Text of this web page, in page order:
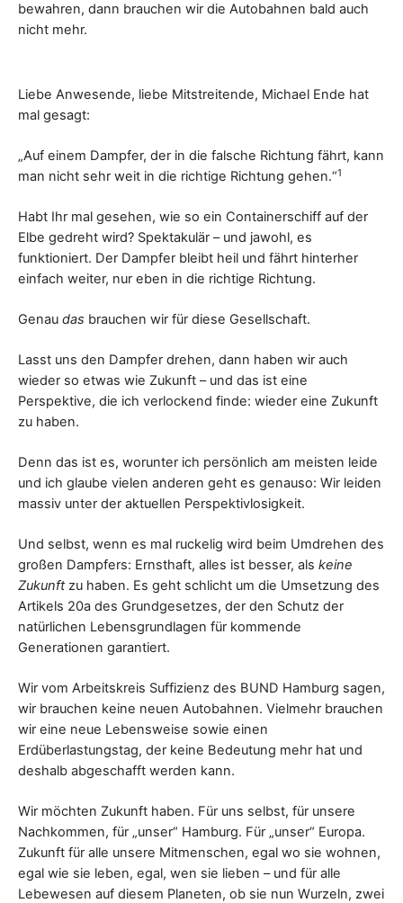
bewahren, dann brauchen wir die Autobahnen bald auch
nicht mehr.
Liebe Anwesende, liebe Mitstreitende, Michael Ende hat
mal gesagt:
„Auf einem Dampfer, der in die falsche Richtung fährt, kann
man nicht sehr weit in die richtige Richtung gehen.“1
Habt Ihr mal gesehen, wie so ein Containerschiff auf der
Elbe gedreht wird? Spektakulär – und jawohl, es
funktioniert. Der Dampfer bleibt heil und fährt hinterher
einfach weiter, nur eben in die richtige Richtung.
Genau das brauchen wir für diese Gesellschaft.
Lasst uns den Dampfer drehen, dann haben wir auch
wieder so etwas wie Zukunft – und das ist eine
Perspektive, die ich verlockend finde: wieder eine Zukunft
zu haben.
Denn das ist es, worunter ich persönlich am meisten leide
und ich glaube vielen anderen geht es genauso: Wir leiden
massiv unter der aktuellen Perspektivlosigkeit.
Und selbst, wenn es mal ruckelig wird beim Umdrehen des
großen Dampfers: Ernsthaft, alles ist besser, als keine
Zukunftzu haben. Es geht schlicht um die Umsetzung des
Artikels 20a des Grundgesetzes, der den Schutz der
natürlichen Lebensgrundlagen für kommende
Generationen garantiert.
Wir vom Arbeitskreis Suffizienz des BUND Hamburg sagen,
wir brauchen keine neuen Autobahnen. Vielmehr brauchen
wir eine neue Lebensweise sowie einen
Erdüberlastungstag, der keine Bedeutung mehr hat und
deshalb abgeschafft werden kann.
Wir möchten Zukunft haben. Für uns selbst, für unsere
Nachkommen, für „unser“ Hamburg. Für „unser“ Europa.
Zukunft für alle unsere Mitmenschen, egal wo sie wohnen,
egal wie sie leben, egal, wen sie lieben – und für alle
Lebewesen auf diesem Planeten, ob sie nun Wurzeln, zwei